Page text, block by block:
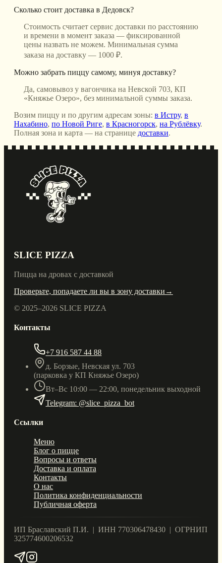
Сколько стоит доставка в Дедовск?
Стоимость считает сервис доставки по расстоянию
и времени в момент заказа — фиксированной
цены назвать не можем. Минимальная сумма
заказа на доставку — 1000 ₽.
Можно забрать пиццу самому, минуя доставку?
Да, самовывоз у вагончика на Невской 703, КП
«Княжье Озеро», без минимальной суммы заказа.
Возим пиццу и по другим адресам зоны: в Истру, в
Нахабино, по Новой Риге, в Красногорск, на Рублёвку.
Полная зона и карта — на странице доставки.
SLICE PIZZA
Пицца на дровах с доставкой
Проверьте, попадаете ли вы в зону доставки →
© 2025–2026 SLICE PIZZA
Контакты
+7 916 587 44 88
д. Борзые, Невская ул. 703
(парковка у КП Княжье Озеро)
Вт–Вс 10:00 — 22:00, понедельник выходной
Telegram: @slice_pizza_bot
Ссылки
Меню
Блог о пицце
Вопросы и ответы
Доставка и оплата
Контакты
О нас
Политика конфиденциальности
Публичная оферта
ИП Браславский П.И. | ИНН 770306478430 | ОГРНИП
325774600206532